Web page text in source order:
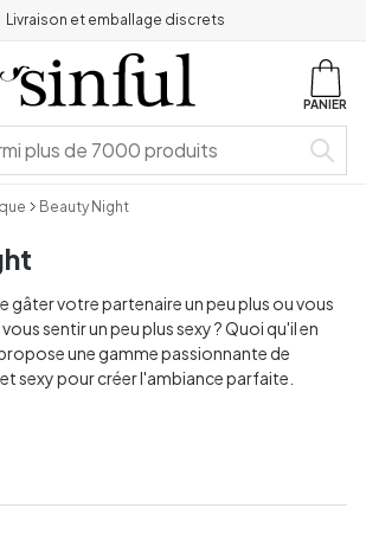
Livraison et emballage discrets
PANIER
Beauty Night
gâter votre partenaire un peu plus ou vous
sentir un peu plus sexy ? Quoi qu'il en
une gamme passionnante de
sexy pour créer l'ambiance parfaite.